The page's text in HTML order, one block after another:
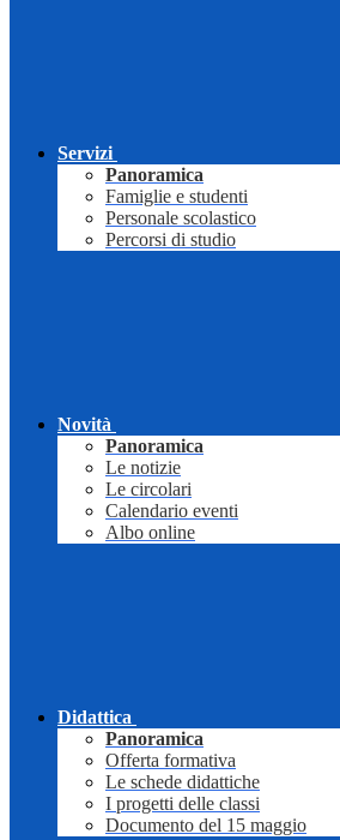
Servizi
Panoramica
Famiglie e studenti
Personale scolastico
Percorsi di studio
Novità
Panoramica
Le notizie
Le circolari
Calendario eventi
Albo online
Didattica
Panoramica
Offerta formativa
Le schede didattiche
I progetti delle classi
Documento del 15 maggio